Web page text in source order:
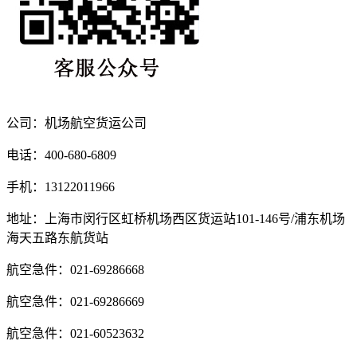
公司：机场航空货运公司
电话：400-680-6809
手机：13122011966
地址：上海市闵行区虹桥机场西区货运站101-146号/浦东机场
海天五路东航货站
航空急件：021-69286668
航空急件：021-69286669
航空急件：021-60523632